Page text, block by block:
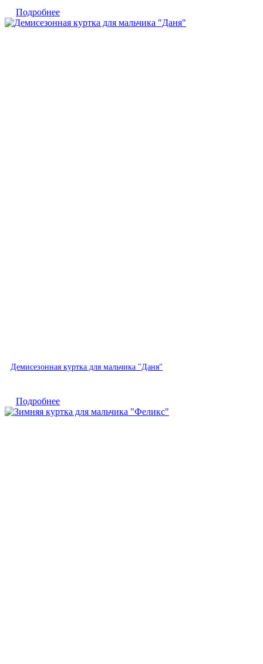
Подробнее
Демисезонная куртка для мальчика "Даня"
Подробнее